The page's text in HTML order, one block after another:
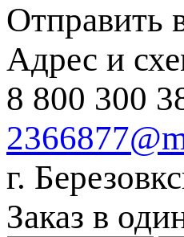
Отправить
Адрес и
8 800 300
г.
Заказ в